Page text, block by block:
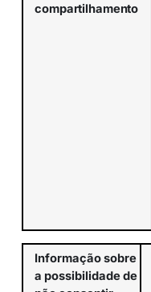
compartilhamento
Informação sobre
a possibilidade de